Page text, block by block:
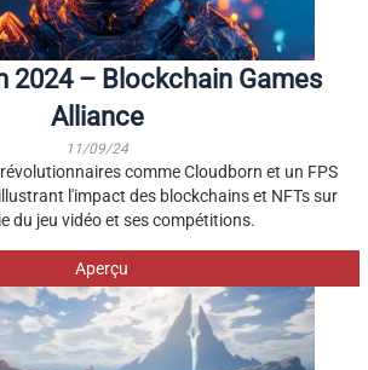
2024 – Blockchain Games
Alliance
11/09/24
comme Cloudborn et un FPS
l'impact des blockchains et NFTs sur
du jeu vidéo et ses compétitions.
Aperçu